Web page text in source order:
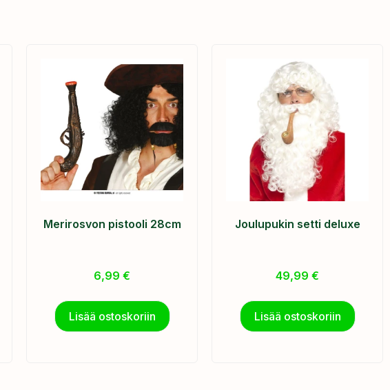
Merirosvon pistooli 28cm
6,99€
Lisää ostoskoriin
Joulupukin setti deluxe
49,99€
Lisää ostoskoriin